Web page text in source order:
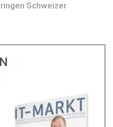
Schweizer